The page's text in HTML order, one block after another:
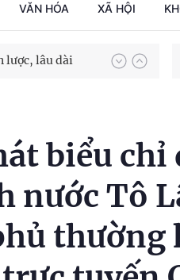
VĂN HÓA XÃ HỘI
Bảo vệ nền tảng tư tưởng của Đảng trong kỷ nguyên phát triển mới
lược, lâu dài
biểu chỉ
nước Tô
thường